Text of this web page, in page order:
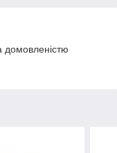
домовленістю